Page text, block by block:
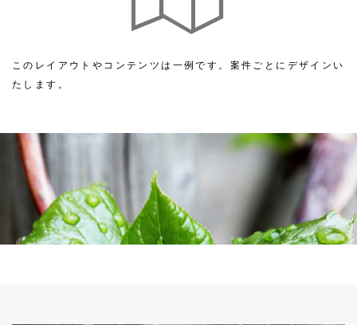
このレイアウトやコンテンツは一例です。案件ごとにデザインい
たします。